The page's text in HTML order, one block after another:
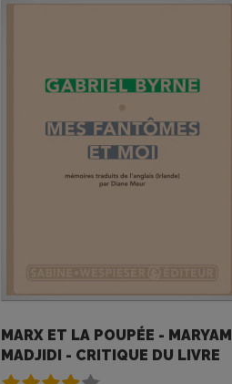
MARX ET LA POUPÉE - MARYAM
MADJIDI - CRITIQUE DU LIVRE